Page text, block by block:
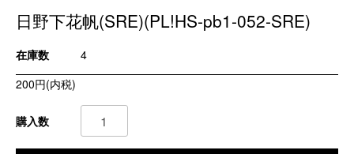
日野下花帆(SRE)(PL!HS-pb1-052-SRE)
在庫数
4
200円(内税)
購入数